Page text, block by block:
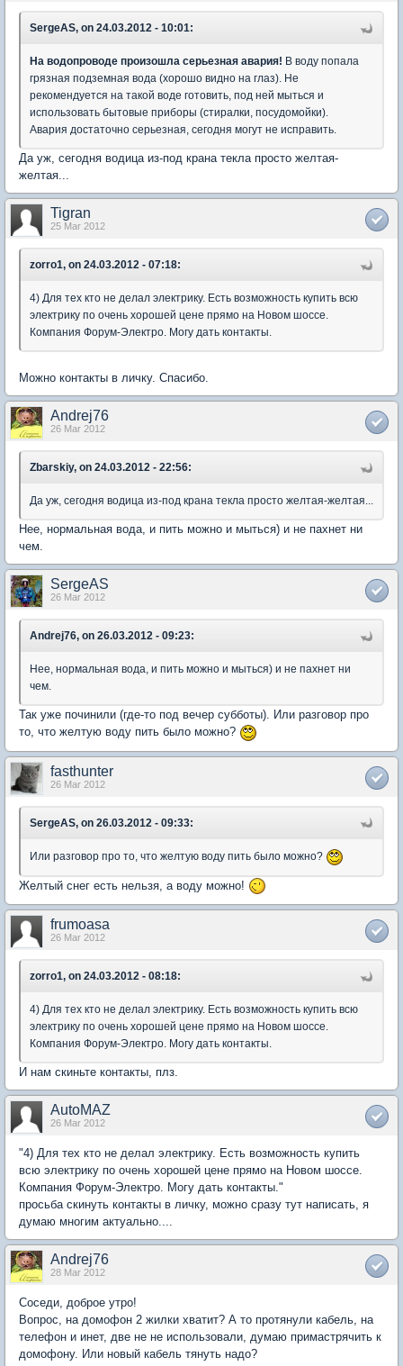
SergeAS, on 24.03.2012 - 10:01:
На водопроводе произошла серьезная авария! В воду попала
грязная подземная вода (хорошо видно на глаз). Не
рекомендуется на такой воде готовить, под ней мыться и
использовать бытовые приборы (стиралки, посудомойки).
Авария достаточно серьезная, сегодня могут не исправить.
Да уж, сегодня водица из-под крана текла просто желтая-
желтая...
Tigran
25 Mar 2012
zorro1, on 24.03.2012 - 07:18:
4) Для тех кто не делал электрику. Есть возможность купить всю
электрику по очень хорошей цене прямо на Новом шоссе.
Компания Форум-Электро. Могу дать контакты.
Можно контакты в личку. Спасибо.
Andrej76
26 Mar 2012
Zbarskiy, on 24.03.2012 - 22:56:
Да уж, сегодня водица из-под крана текла просто желтая-желтая...
Нее, нормальная вода, и пить можно и мыться) и не пахнет ни
чем.
SergeAS
26 Mar 2012
Andrej76, on 26.03.2012 - 09:23:
Нее, нормальная вода, и пить можно и мыться) и не пахнет ни
чем.
Так уже починили (где-то под вечер субботы). Или разговор про
то, что желтую воду пить было можно?
fasthunter
26 Mar 2012
SergeAS, on 26.03.2012 - 09:33:
Или разговор про то, что желтую воду пить было можно?
Желтый снег есть нельзя, а воду можно!
frumoasa
26 Mar 2012
zorro1, on 24.03.2012 - 08:18:
4) Для тех кто не делал электрику. Есть возможность купить всю
электрику по очень хорошей цене прямо на Новом шоссе.
Компания Форум-Электро. Могу дать контакты.
И нам скиньте контакты, плз.
AutoMAZ
26 Mar 2012
"4) Для тех кто не делал электрику. Есть возможность купить
всю электрику по очень хорошей цене прямо на Новом шоссе.
Компания Форум-Электро. Могу дать контакты."
просьба скинуть контакты в личку, можно сразу тут написать, я
думаю многим актуально....
Andrej76
28 Mar 2012
Соседи, доброе утро!
Вопрос, на домофон 2 жилки хватит? А то протянули кабель, на
телефон и инет, две не не использовали, думаю примастрячить к
домофону. Или новый кабель тянуть надо?